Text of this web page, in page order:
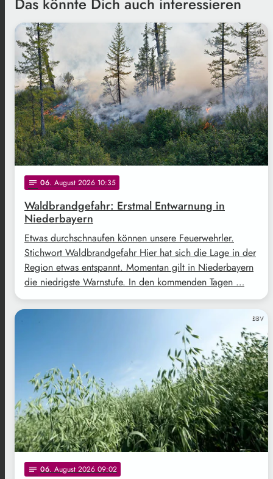
Freepik
notes 06. August 2026 10:35
Waldbrandgefahr: Erstmal Entwarnung in
Niederbayern
Etwas durchschnaufen können unsere Feuerwehrler.
Stichwort Waldbrandgefahr Hier hat sich die Lage in der
Region etwas entspannt. Momentan gilt in Niederbayern
die niedrigste Warnstufe. In den kommenden Tagen …
BBV
notes 06. August 2026 09:02